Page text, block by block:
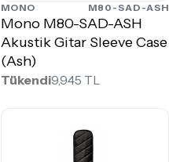
MONO M80-SAD-ASH
Mono M80-SAD-ASH
Akustik Gitar Sleeve Case
(Ash)
Tükendi9,945 TL